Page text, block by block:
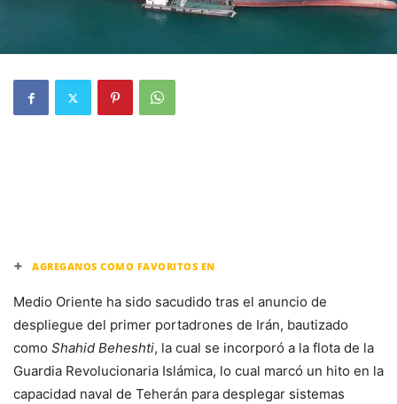
+ AGREGANOS COMO FAVORITOS EN
Medio Oriente ha sido sacudido tras el anuncio de
despliegue del primer portadrones de Irán, bautizado
como Shahid Beheshti, la cual se incorporó a la flota de la
Guardia Revolucionaria Islámica, lo cual marcó un hito en la
capacidad naval de Teherán para desplegar sistemas